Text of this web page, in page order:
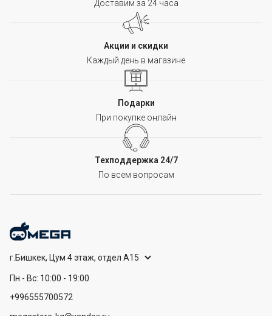
Доставим за 24 часа
Акции и скидки
Каждый день в магазине
Подарки
При покупке онлайн
Техподдержка 24/7
По всем вопросам
г.Бишкек, Цум 4 этаж, отдел А15
Пн - Вс: 10:00 - 19:00
+996555700572